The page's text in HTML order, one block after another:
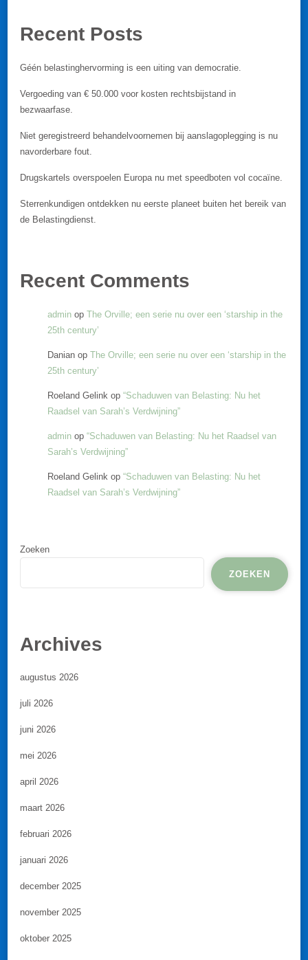
Recent Posts
Géén belastinghervorming is een uiting van democratie.
Vergoeding van € 50.000 voor kosten rechtsbijstand in
bezwaarfase.
Niet geregistreerd behandelvoornemen bij aanslagoplegging is nu
navorderbare fout.
Drugskartels overspoelen Europa nu met speedboten vol cocaïne.
Sterrenkundigen ontdekken nu eerste planeet buiten het bereik van
de Belastingdienst.
Recent Comments
admin op The Orville; een serie nu over een ‘starship in the
25th century’
Danian op The Orville; een serie nu over een ‘starship in the
25th century’
Roeland Gelink op “Schaduwen van Belasting: Nu het
Raadsel van Sarah’s Verdwijning”
admin op “Schaduwen van Belasting: Nu het Raadsel van
Sarah’s Verdwijning”
Roeland Gelink op “Schaduwen van Belasting: Nu het
Raadsel van Sarah’s Verdwijning”
Zoeken
ZOEKEN
Archives
augustus 2026
juli 2026
juni 2026
mei 2026
april 2026
maart 2026
februari 2026
januari 2026
december 2025
november 2025
oktober 2025